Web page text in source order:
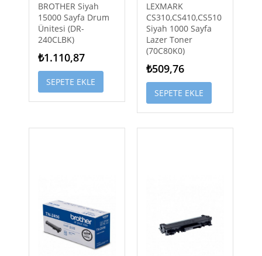
BROTHER Siyah
15000 Sayfa Drum
Ünitesi (DR-
240CLBK)
₺1.110,87
SEPETE EKLE
LEXMARK
CS310,CS410,CS510
Siyah 1000 Sayfa
Lazer Toner
(70C80K0)
₺509,76
SEPETE EKLE